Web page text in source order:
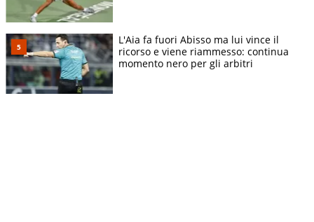
L'Aia fa fuori Abisso ma lui vince il
ricorso e viene riammesso: continua
momento nero per gli arbitri